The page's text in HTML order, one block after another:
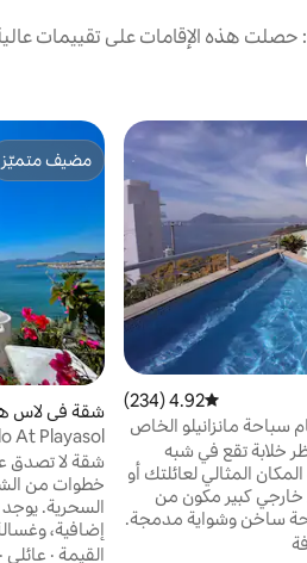
هذه الإقامات على تقييمات
متوسط التقييم 4.92 من 5، 234 مراجعات
4.92 (234)
مانزانيلو الخاص
خلابة تقع في شبه
المثالي لعائلتك أو
خارجي كبير مكون من
ساخن وشواية مدمجة.
مضيف متميّز
مضيف متميّز
شقة في لاس
At Playasol
Las Hadas
شقة لا تصدق
خطوات من
السحرية.
إضافية،
قويتان،
القيمة · عائلي ·